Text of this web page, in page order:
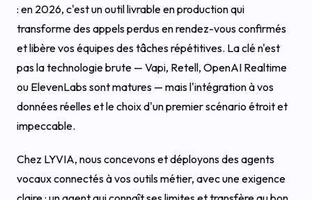
: en 2026, c'est un outil livrable en production qui
transforme des appels perdus en rendez-vous confirmés
et libère vos équipes des tâches répétitives. La clé n'est
pas la technologie brute — Vapi, Retell, OpenAI Realtime
ou ElevenLabs sont matures — mais l'intégration à vos
données réelles et le choix d'un premier scénario étroit et
impeccable.
Chez LYVIA, nous concevons et déployons des agents
vocaux connectés à vos outils métier, avec une exigence